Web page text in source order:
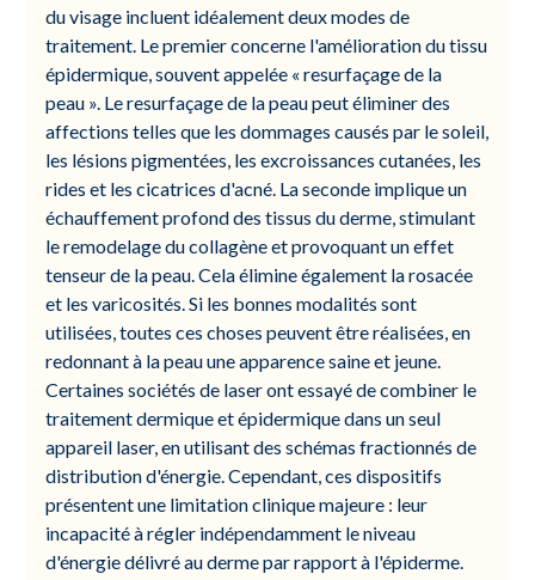
du visage incluent idéalement deux modes de
traitement. Le premier concerne l'amélioration du tissu
épidermique, souvent appelée « resurfaçage de la
peau ». Le resurfaçage de la peau peut éliminer des
affections telles que les dommages causés par le soleil,
les lésions pigmentées, les excroissances cutanées, les
rides et les cicatrices d'acné. La seconde implique un
échauffement profond des tissus du derme, stimulant
le remodelage du collagène et provoquant un effet
tenseur de la peau. Cela élimine également la rosacée
et les varicosités. Si les bonnes modalités sont
utilisées, toutes ces choses peuvent être réalisées, en
redonnant à la peau une apparence saine et jeune.
Certaines sociétés de laser ont essayé de combiner le
traitement dermique et épidermique dans un seul
appareil laser, en utilisant des schémas fractionnés de
distribution d'énergie. Cependant, ces dispositifs
présentent une limitation clinique majeure : leur
incapacité à régler indépendamment le niveau
d'énergie délivré au derme par rapport à l'épiderme.